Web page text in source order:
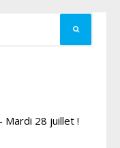
Mardi 28 juillet !